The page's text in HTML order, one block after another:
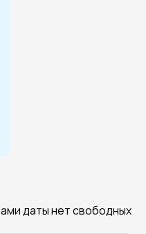
даты нет свободных